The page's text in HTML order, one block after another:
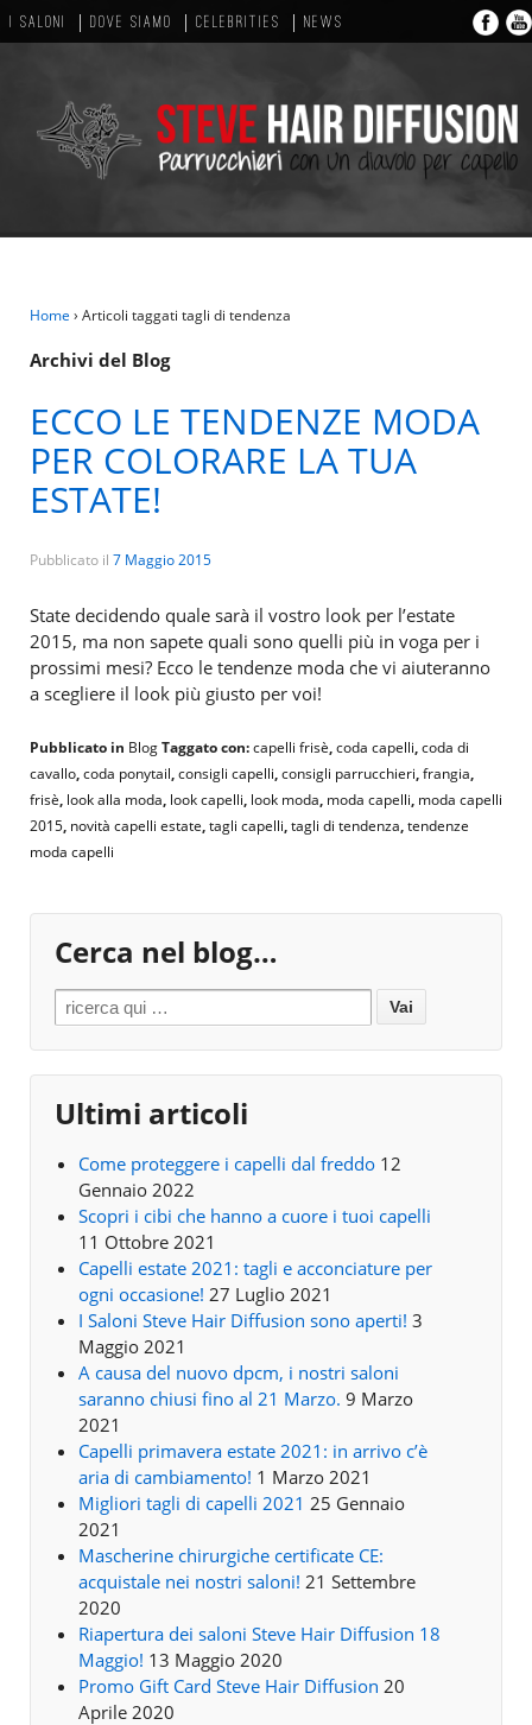
I SALONI DOVE SIAMO CELEBRITIES NEWS
Home › Articoli taggati tagli di tendenza
Archivi del Blog
ECCO LE TENDENZE MODA
PER COLORARE LA TUA
ESTATE!
Pubblicato il 7 Maggio 2015
State decidendo quale sarà il vostro look per l’estate
2015, ma non sapete quali sono quelli più in voga per i
prossimi mesi? Ecco le tendenze moda che vi aiuteranno
a scegliere il look più giusto per voi!
Pubblicato in BlogTaggato con:capelli frisè,coda capelli,coda di
cavallo,coda ponytail,consigli capelli,consigli parrucchieri,frangia,
frisè, look alla moda, look capelli, look moda, moda capelli, moda capelli
2015, novità capelli estate,tagli capelli,tagli di tendenza,tendenze
moda capelli
Cerca nel blog…
Search for:
Ultimi articoli
Come proteggere i capelli dal freddo 12
Gennaio 2022
Scopri i cibi che hanno a cuore i tuoi capelli
11 Ottobre 2021
Capelli estate 2021: tagli e acconciature per
ogni occasione! 27 Luglio 2021
I Saloni Steve Hair Diffusion sono aperti! 3
Maggio 2021
A causa del nuovo dpcm, i nostri saloni
saranno chiusi fino al 21 Marzo. 9 Marzo
2021
Capelli primavera estate 2021: in arrivo c’è
aria di cambiamento! 1 Marzo 2021
Migliori tagli di capelli 2021 25 Gennaio
2021
Mascherine chirurgiche certificate CE:
acquistale nei nostri saloni! 21 Settembre
2020
Riapertura dei saloni Steve Hair Diffusion 18
Maggio! 13 Maggio 2020
Promo Gift Card Steve Hair Diffusion 20
Aprile 2020